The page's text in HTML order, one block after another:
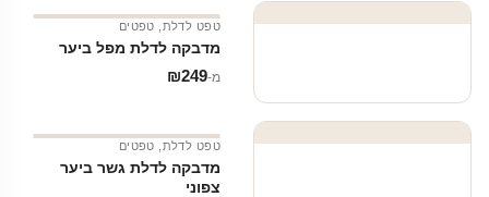
טפט לדלת טפטים
מדבקה לדלת מפל ביער
מ‑ ₪249
טפט לדלת טפטים
מדבקה לדלת גשר ביער
צפוני